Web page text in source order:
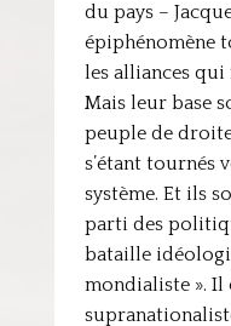
du pays –
épiphénomène
les alliances
Mais leur base
peuple de
s’étant tournés
système. Et ils
parti des
bataille
mondialiste ». Il